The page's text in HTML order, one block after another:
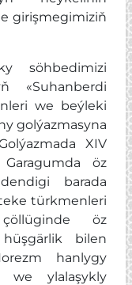
girişmegimiziň
söhbedimizi
«Suhanberdi
we beýleki
golýazmasyna
XIV
öz
barada
türkmenleri
öz
bilen
hanlygy
we ylalaşykly